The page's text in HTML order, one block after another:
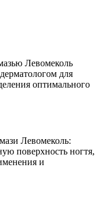
Левомеколь
для
оптимального
Левомеколь:
поверхность ногтя,
и